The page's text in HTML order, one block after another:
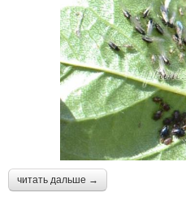
читать дальше →